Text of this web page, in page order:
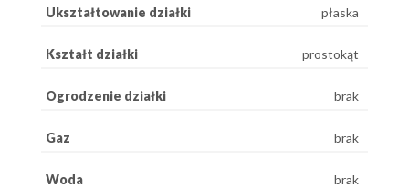
Ukształtowanie działki płaska
Kształt działki prostokąt
Ogrodzenie działki brak
Gaz brak
Woda brak